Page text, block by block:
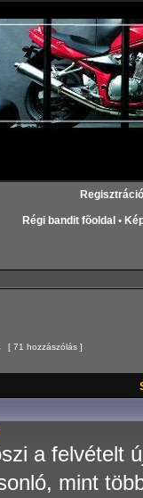
Regisztráció
Régi bandit fõoldal •
[ 71 hozzászólás ]
a felvételt
mint